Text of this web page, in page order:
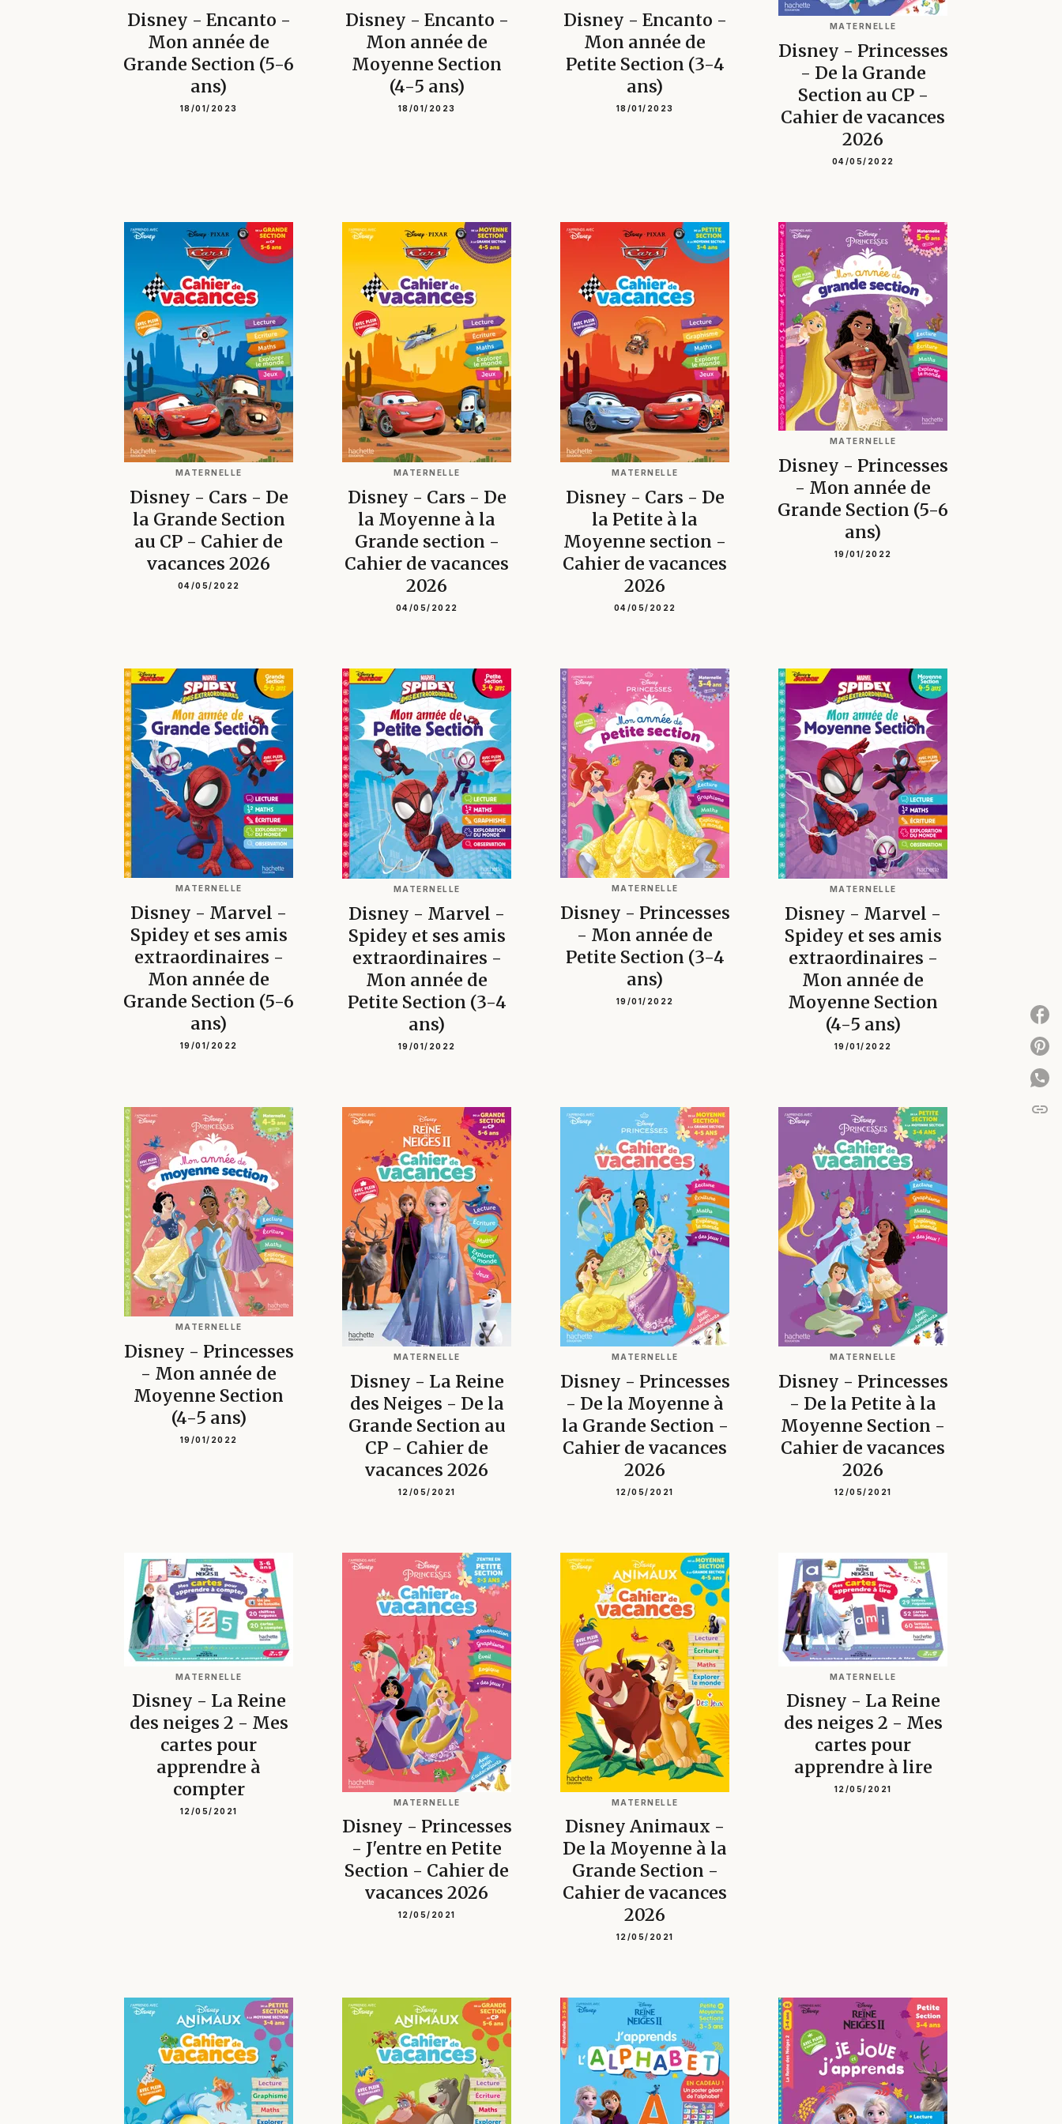
Disney - Encanto -
Mon année de
Grande Section (5-6
ans)
18/01/2023
Disney - Encanto -
Mon année de
Moyenne Section
(4-5 ans)
18/01/2023
Disney - Encanto -
Mon année de
Petite Section (3-4
ans)
18/01/2023
MATERNELLE
Disney - Princesses
- De la Grande
Section au CP -
Cahier de vacances
2026
04/05/2022
MATERNELLE
Disney - Cars - De
la Grande Section
au CP - Cahier de
vacances 2026
04/05/2022
MATERNELLE
Disney - Cars - De
la Moyenne à la
Grande section -
Cahier de vacances
2026
04/05/2022
MATERNELLE
Disney - Cars - De
la Petite à la
Moyenne section -
Cahier de vacances
2026
04/05/2022
MATERNELLE
Disney - Princesses
- Mon année de
Grande Section (5-6
ans)
19/01/2022
MATERNELLE
Disney - Marvel -
Spidey et ses amis
extraordinaires -
Mon année de
Grande Section (5-6
ans)
19/01/2022
MATERNELLE
Disney - Marvel -
Spidey et ses amis
extraordinaires -
Mon année de
Petite Section (3-4
ans)
19/01/2022
MATERNELLE
Disney - Princesses
- Mon année de
Petite Section (3-4
ans)
19/01/2022
MATERNELLE
Disney - Marvel -
Spidey et ses amis
extraordinaires -
Mon année de
Moyenne Section
(4-5 ans)
19/01/2022
MATERNELLE
Disney - Princesses
- Mon année de
Moyenne Section
(4-5 ans)
19/01/2022
MATERNELLE
Disney - La Reine
des Neiges - De la
Grande Section au
CP - Cahier de
vacances 2026
12/05/2021
MATERNELLE
Disney - Princesses
- De la Moyenne à
la Grande Section -
Cahier de vacances
2026
12/05/2021
MATERNELLE
Disney - Princesses
- De la Petite à la
Moyenne Section -
Cahier de vacances
2026
12/05/2021
MATERNELLE
Disney - La Reine
des neiges 2 - Mes
cartes pour
apprendre à
compter
12/05/2021
MATERNELLE
Disney - Princesses
- J'entre en Petite
Section - Cahier de
vacances 2026
12/05/2021
MATERNELLE
Disney Animaux -
De la Moyenne à la
Grande Section -
Cahier de vacances
2026
12/05/2021
MATERNELLE
Disney - La Reine
des neiges 2 - Mes
cartes pour
apprendre à lire
12/05/2021
link